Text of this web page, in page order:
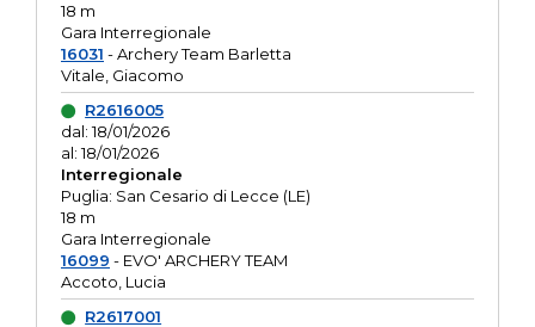
18 m
Gara Interregionale
16031 - Archery Team Barletta
Vitale, Giacomo
R2616005
dal: 18/01/2026
al: 18/01/2026
Interregionale
Puglia: San Cesario di Lecce (LE)
18 m
Gara Interregionale
16099 - EVO' ARCHERY TEAM
Accoto, Lucia
R2617001